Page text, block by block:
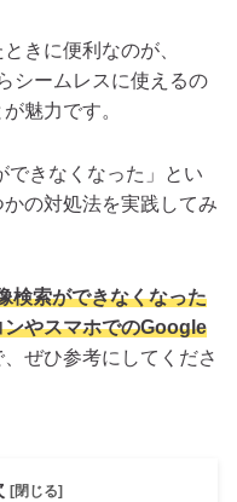
きに便利なのが、
シームレスに使えるの
魅力です。
できなくなった」とい
の対処法を実践してみ
検索ができなくなった
ンやスマホでのGoogle
ぜひ参考にしてくださ
[閉じる]